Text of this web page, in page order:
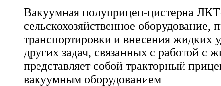
Вакуумная полуприцеп-цистерна
сельскохозяйственное оборудование,
транспортировки и внесения жидких
других задач, связанных с работой с
представляет собой тракторный
вакуумным оборудованием